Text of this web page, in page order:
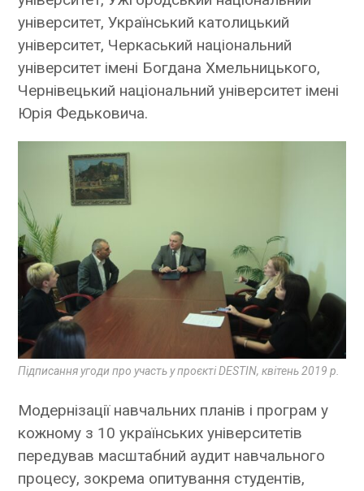
університет, Український католицький
університет, Черкаський національний
університет імені Богдана Хмельницького,
Чернівецький національний університет імені
Юрія Федьковича.
Підписання угоди про участь у проєкті DESTIN, квітень 2019 р.
Модернізації навчальних планів і програм у
кожному з 10 українських університетів
передував масштабний аудит навчального
процесу, зокрема опитування студентів,